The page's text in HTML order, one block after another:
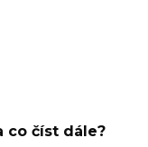
co číst dále?